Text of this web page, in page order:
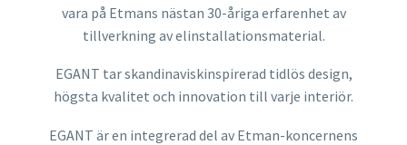
vara på Etmans nästan 30-åriga erfarenhet av
tillverkning av elinstallationsmaterial.
EGANT tar skandinaviskinspirerad tidlös design,
högsta kvalitet och innovation till varje interiör.
EGANT är en integrerad del av Etman-koncernens